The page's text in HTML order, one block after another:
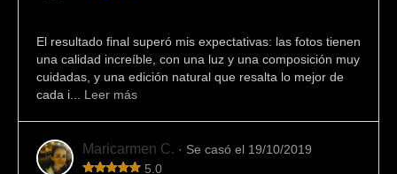
El resultado final superó mis expectativas: las fotos tienen
una calidad increíble, con una luz y una composición muy
cuidadas, y una edición natural que resalta lo mejor de
cada i... Leer más
Maricarmen C. · Se casó el 19/10/2019
5.0